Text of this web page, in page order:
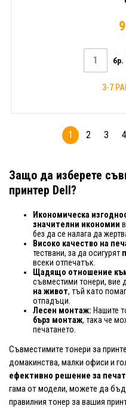
бр.
3-7
1 2 3 4
Защо да изберете
принтер Dell?
Икономическа
значителни икономии
без да се налага да
Високо качество на
тествани, за да осигурят
всеки отпечатък.
Щадящо отношение
съвместими тонери, вие
на живот, тъй като
отпадъци.
Лесен монтаж: Нашите
бърз монтаж, така че
печатането.
Съвместимите тонери за
домакинства, малки офиси и
ефективно решение за печат
гама от модели, можете да
правилния тонер за вашия